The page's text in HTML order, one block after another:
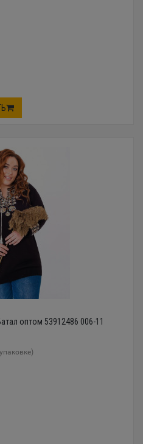
оптом 53912486 006-11